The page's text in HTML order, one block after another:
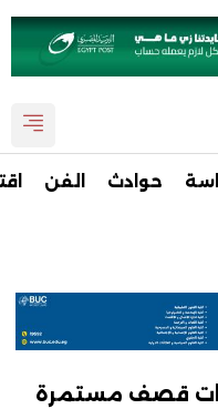
حوادث الفن
قصف مستمرة